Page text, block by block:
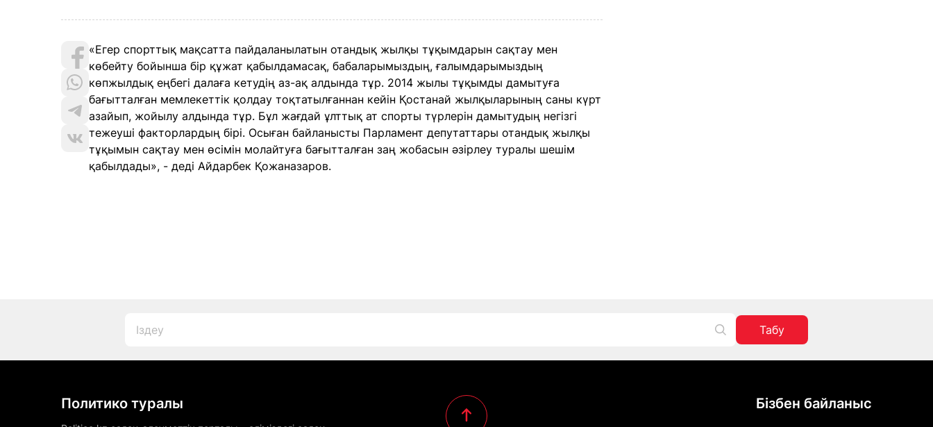
«Егер спорттық мақсатта пайдаланылатын отандық жылқы тұқымдарын сақтау мен
көбейту бойынша бір құжат қабылдамасақ, бабаларымыздың, ғалымдарымыздың
көпжылдық еңбегі далаға кетудің аз-ақ алдында тұр. 2014 жылы тұқымды дамытуға
бағытталған мемлекеттік қолдау тоқтатылғаннан кейін Қостанай жылқыларының саны күрт
азайып, жойылу алдында тұр. Бұл жағдай ұлттық ат спорты түрлерін дамытудың негізгі
тежеуші факторлардың бірі. Осыған байланысты Парламент депутаттары отандық жылқы
тұқымын сақтау мен өсімін молайтуға бағытталған заң жобасын әзірлеу туралы шешім
қабылдады», - деді Айдарбек Қожаназаров.
Табу
Политико туралы Бізбен байланыс